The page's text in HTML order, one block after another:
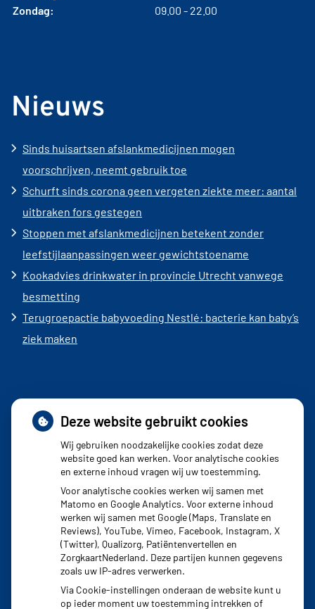
Zondag:
09.00 - 22.00
Nieuws
Sinds huisartsen afslankmedicijnen mogen
voorschrijven, neemt gebruik toe
Schurft sinds corona geen vergeten ziekte meer: aantal
uitbraken fors gestegen
Stoppen met afslankmedicijnen betekent zonder
leefstijlaanpassingen weer gewichtstoename
Kookadvies drinkwater in provincie Utrecht vanwege
besmetting
Terugroepactie babyvoeding Nestlé: bacterie kan baby’s
ziek maken
Adresgegevens
Burgemeester Banninglaan 3
2262 BA Leidschendam
070 - 444 04 44
Fax: 070 - 317 70 77
Deze website gebruikt cookies
Wij gebruiken noodzakelijke cookies zodat deze
website goed kan werken. Voor analytische cookies
en externe inhoud vragen wij uw toestemming.
Voor analytische cookies werken wij samen met
Matomo en Google Analytics. Voor externe inhoud
werken wij samen met Google (Maps, Translate en
Reviews), YouTube, Vimeo, Facebook, Instagram, X
(Twitter), Qualizorg, Patiëntenvertellen en
ZorgkaartNederland. Deze partijen kunnen gegevens
zoals uw IP-adres verwerken.
Via Cookie-instellingen onderaan de website kunt u
op ieder moment uw toestemming intrekken of